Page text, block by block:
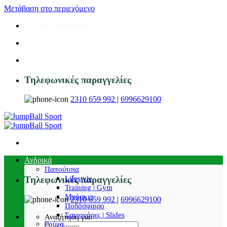
Μετάβαση στο περιεχόμενο
Τηλεφωνικές παραγγελίες
2310 659 992 | 6996629100
Τηλεφωνικές παραγγελίες
2310 659 992 | 6996629100
Αναζήτηση για:
Ανδρικά
Παπούτσια
Lifestyle
Training | Gym
Μπάσκετ
Ποδόσφαιρο
Σαγιονάρες | Slides
Ρούχα